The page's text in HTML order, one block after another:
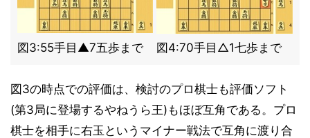
図3:55手目▲7五歩まで 図4:70手目△1七歩まで
図3の時点での評価は、検討のプロ棋士も評価ソフト
(第3局に登場するやねうら王)もほぼ互角である。プロ
棋士を相手に右玉というマイナー戦法で互角に渡り合